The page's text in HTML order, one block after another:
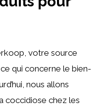
votre source
qui concerne le bien-
nous allons
coccidiose chez les